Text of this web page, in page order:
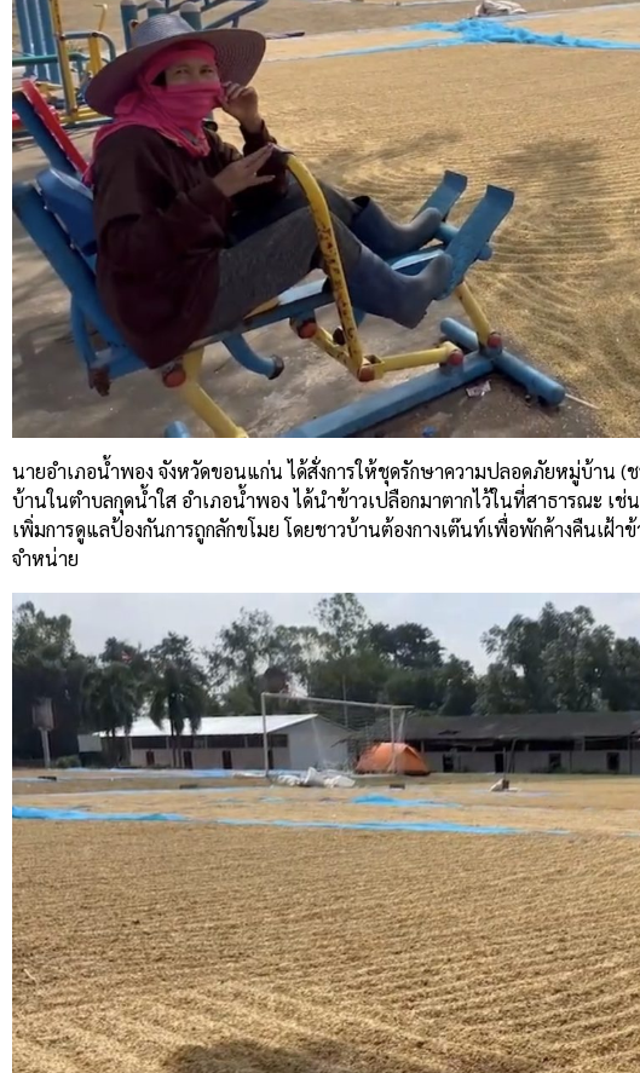
นายอำเภอน้ำพอง จังหวัดขอนแก่น ได้สั่งการให้ชุดรักษาความปลอดภัยหมู่บ้าน (
บ้านในตำบลกุดน้ำใส อำเภอน้ำพอง ได้นำข้าวเปลือกมาตากไว้ในที่สาธารณะ เช่
เพิ่มการดูแลป้องกันการถูกลักขโมย โดยชาวบ้านต้องกางเต๊นท์เพื่อพักค้างคืนเฝ้
จำหน่าย